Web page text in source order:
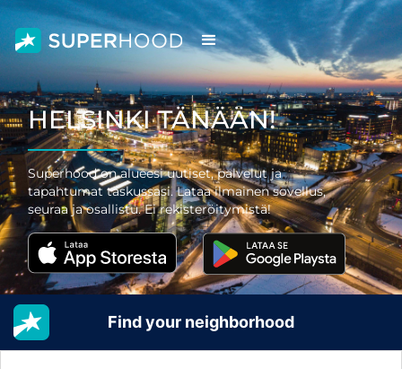
HELSINKI TÄNÄÄN!
Superhood on alueesi uutiset, palvelut ja
tapahtumat taskussasi. Lataa ilmainen sovellus,
seuraa ja osallistu. Ei rekisteröitymistä!